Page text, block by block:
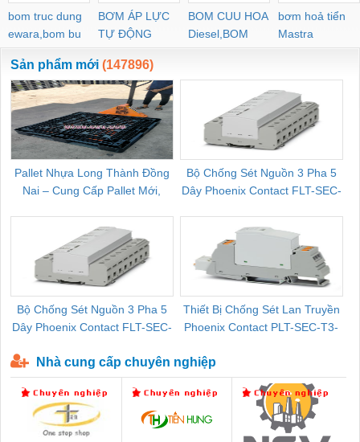
bom truc dung
ewara,bom bu
ewara
BƠM ÁP LỰC
TỰ ĐỘNG
BOM CUU HOA
Diesel,BOM
CHUA CHAY
bơm hoả tiển
Mastra
Sản phẩm mới (147896)
Pallet Nhựa Long Thành Đồng
Nai – Cung Cấp Pallet Mới,
Bộ Chống Sét Nguồn 3 Pha 5
Dây Phoenix Contact FLT-SEC-
Bộ Chống Sét Nguồn 3 Pha 5
Dây Phoenix Contact FLT-SEC-
Thiết Bị Chống Sét Lan Truyền
Phoenix Contact PLT-SEC-T3-
Nhà cung cấp chuyên nghiệp